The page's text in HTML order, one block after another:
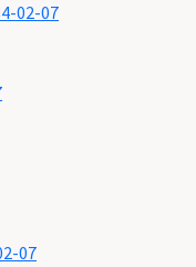
02-07
07